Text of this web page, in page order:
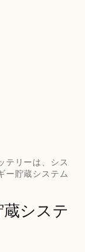
テリーは、シス
ー貯蔵システム
システ